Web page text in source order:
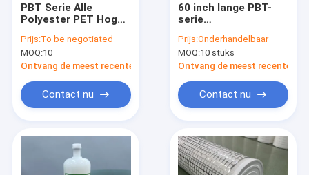
PBT Serie Alle
Polyester PET Hoge
voor Precisie
Filtratie met 120°C
Hoge Temperatuur
Prijs:To be negotiated
MOQ:10
Ontvang de meest recente Prijs
Contact nu
60 inch lange PBT-
serie
voor 120°C hoge
temperatuur en 4 bar
werkdruk
Prijs:Onderhandelbaar
MOQ:10 stuks
Ontvang de meest recente
Contact nu